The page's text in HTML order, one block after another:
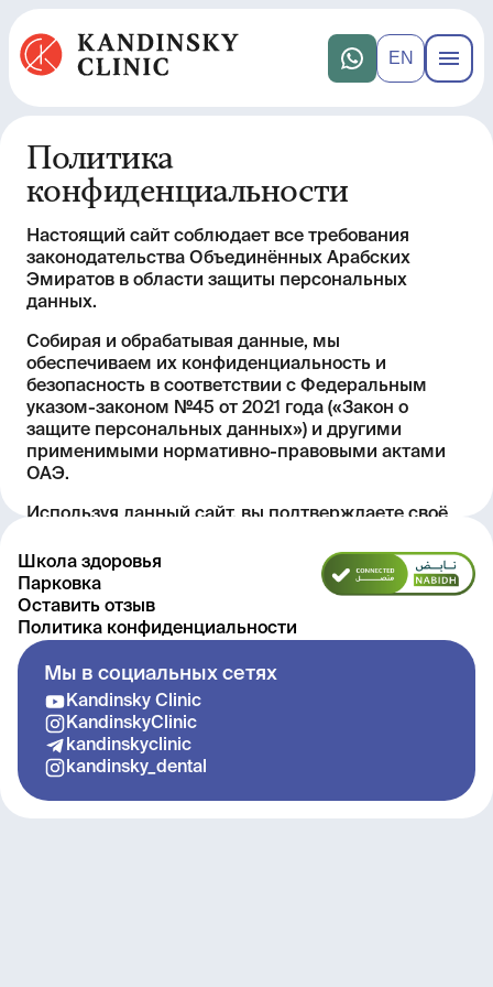
EN
Политика
конфиденциальности
Настоящий сайт соблюдает все требования
законодательства Объединённых Арабских
Эмиратов в области защиты персональных
данных.
Собирая и обрабатывая данные, мы
обеспечиваем их конфиденциальность и
безопасность в соответствии с Федеральным
указом-законом №45 от 2021 года («Закон о
защите персональных данных») и другими
применимыми нормативно-правовыми актами
ОАЭ.
Используя данный сайт, вы подтверждаете своё
конфиденциальности, в которой подробно
изложены правила сбора, хранения, обработки и
использования данных.
Школа здоровья
Парковка
Оставить отзыв
Политика конфиденциальности
Мы в социальных сетях
Kandinsky Clinic
KandinskyClinic
kandinskyclinic
kandinsky_dental